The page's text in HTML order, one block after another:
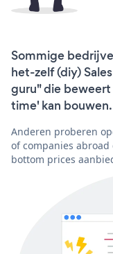
Sommige
het-zelf (diy)
guru" die
time' kan bouwen.
Anderen proberen
of companies abroad
bottom prices